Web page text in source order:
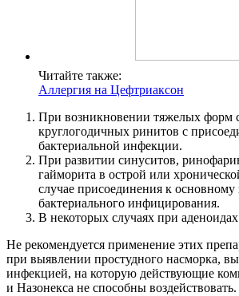
Читайте также:
Аллергия на Цефтриаксон
При возникновении тяжелых форм
круглогодичных ринитов с
бактериальной инфекции.
При развитии синуситов,
гайморита в острой или
случае присоединения к основному
бактериального инфицирования.
В некоторых случаях при
Не рекомендуется применение этих
при выявлении простудного насморка,
инфекцией, на которую действующие
и Назонекса не способны воздействовать.